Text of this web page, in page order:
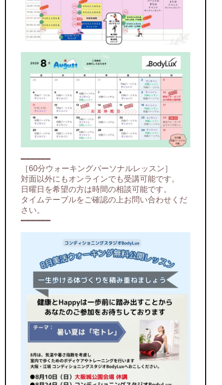
━━━━━━
［60分ウォーキングパーソナルレッスン］
対面以外にもオンラインでも受講可能です。
日曜日を希望の方は時間の相談可能です。
タイムテーブルをご確認の上お問い合わせくだ
さい。
━━━━━━